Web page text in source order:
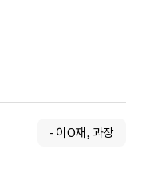
- 이O재, 과장